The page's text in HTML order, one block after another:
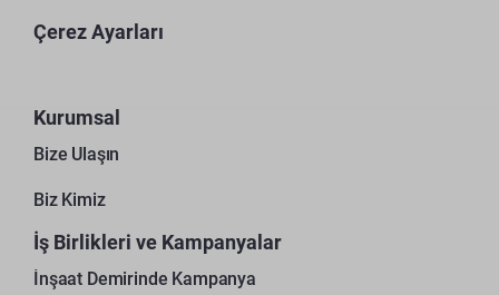
Çerez Ayarları
Kurumsal
Bize Ulaşın
Biz Kimiz
İş Birlikleri ve Kampanyalar
İnşaat Demirinde Kampanya